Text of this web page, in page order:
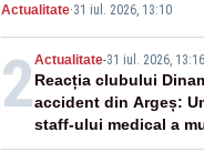
asupra unei noi metode
online
Actualitate·31 iul. 2026, 13:10
2Actualitate-31 iul. 2026, 13:16
Reacția clubului
accident din Argeș:
staff-ului medical a
Adrian Ropotan este